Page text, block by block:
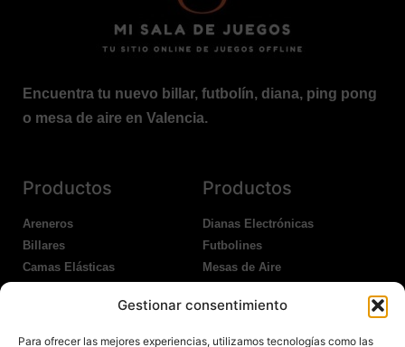
Gestionar consentimiento
Para ofrecer las mejores experiencias, utilizamos tecnologías como las
Encuentra tu nuevo billar, futbolín, diana, ping pong
o mesa de aire en Valencia.
Productos
Areneros
Billares
Camas Elásticas
Productos
Dianas Electrónicas
Futbolines
Mesas de Aire
Ping Pong Exterior